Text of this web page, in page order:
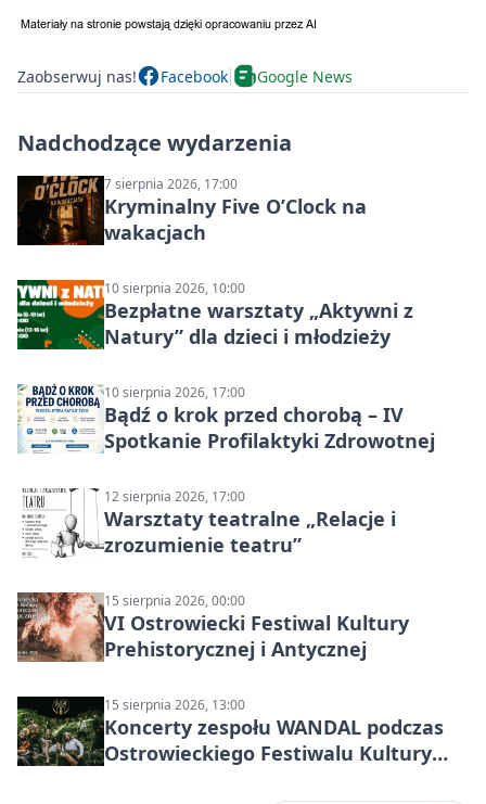
Zaobserwuj nas! Facebook Google News
Nadchodzące wydarzenia
7 sierpnia 2026, 17:00
Kryminalny Five O’Clock na
wakacjach
10 sierpnia 2026, 10:00
Bezpłatne warsztaty „Aktywni z
Natury” dla dzieci i młodzieży
10 sierpnia 2026, 17:00
Bądź o krok przed chorobą – IV
Spotkanie Profilaktyki Zdrowotnej
12 sierpnia 2026, 17:00
Warsztaty teatralne „Relacje i
zrozumienie teatru”
15 sierpnia 2026, 00:00
VI Ostrowiecki Festiwal Kultury
Prehistorycznej i Antycznej
15 sierpnia 2026, 13:00
Koncerty zespołu WANDAL podczas
Ostrowieckiego Festiwalu Kultury